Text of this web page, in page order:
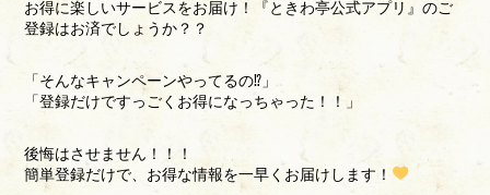
お得に楽しいサービスをお届け！『ときわ亭公式アプリ』のご
登録はお済でしょうか？？
「そんなキャンペーンやってるの⁉」
「登録だけですっごくお得になっちゃった！！」
後悔はさせません！！！
簡単登録だけで、お得な情報を一早くお届けします！